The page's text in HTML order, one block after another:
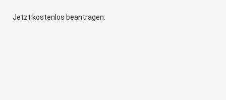
Jetzt kostenlos beantragen: